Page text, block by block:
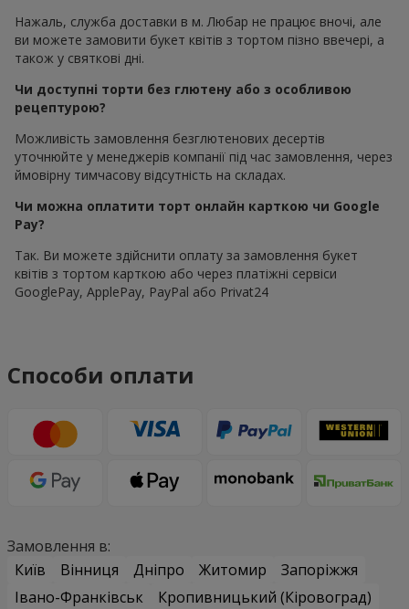
Нажаль, служба доставки в м. Любар не працює вночі, але
ви можете замовити букет квітів з тортом пізно ввечері, а
також у святкові дні.
Чи доступні торти без глютену або з особливою
рецептурою?
Можливість замовлення безглютенових десертів
уточнюйте у менеджерів компанії під час замовлення, через
ймовірну тимчасову відсутність на складах.
Чи можна оплатити торт онлайн карткою чи Google
Pay?
Так. Ви можете здійснити оплату за замовлення букет
квітів з тортом карткою або через платіжні сервіси
GooglePay, ApplePay, PayPal або Privat24
Способи оплати
Замовлення в:
Київ
Вінниця Дніпро Житомир
Запоріжжя
Івано-Франківськ
Кропивницький (Кіровоград)